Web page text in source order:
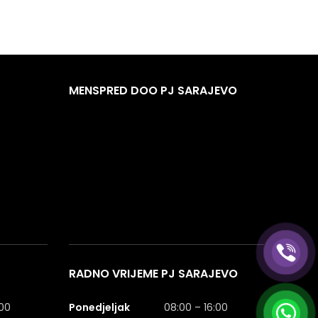
MENSPRED DOO PJ SARAJEVO
RADNO VRIJEME PJ SARAJEVO
Ponedjeljak 08:00 – 16:00